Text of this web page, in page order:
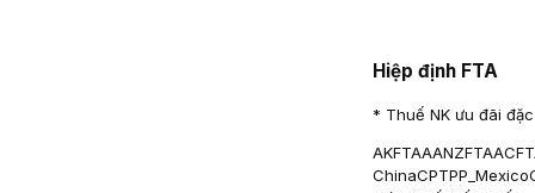
Hiệp định FTA
* Thuế NK ưu đãi
AKFTAAANZFTA
ChinaCPTPP_Mexico